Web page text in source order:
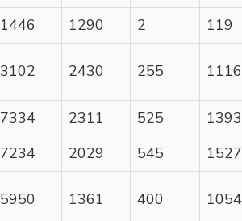
1446 1290 2
119
3102 2430 255 1116
7334 2311 525
1393
7234 2029 545
1527
5950 1361 400 1054